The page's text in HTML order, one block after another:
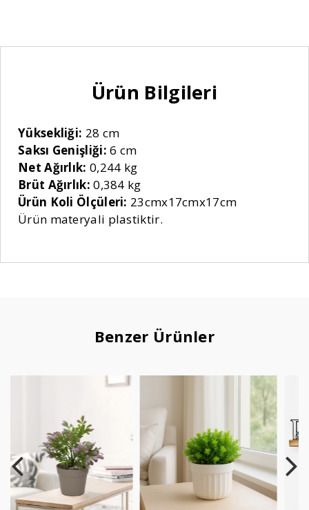
Ürün Bilgileri
Yüksekliği: 28 cm
Saksı Genişliği:6 cm
Net Ağırlık: 0,244 kg
Brüt Ağırlık: 0,384 kg
Ürün Koli Ölçüleri: 23cmx17cmx17cm
Ürün materyali plastiktir.
Benzer Ürünler